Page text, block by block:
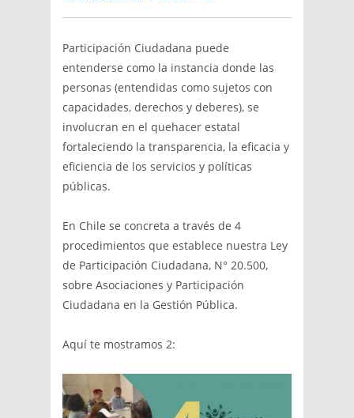
Participación Ciudadana puede
entenderse como la instancia donde las
personas (entendidas como sujetos con
capacidades, derechos y deberes), se
involucran en el quehacer estatal
fortaleciendo la transparencia, la eficacia y
eficiencia de los servicios y políticas
públicas.
En Chile se concreta a través de 4
procedimientos que establece nuestra Ley
de Participación Ciudadana, N° 20.500,
sobre Asociaciones y Participación
Ciudadana en la Gestión Pública.
Aquí te mostramos 2: